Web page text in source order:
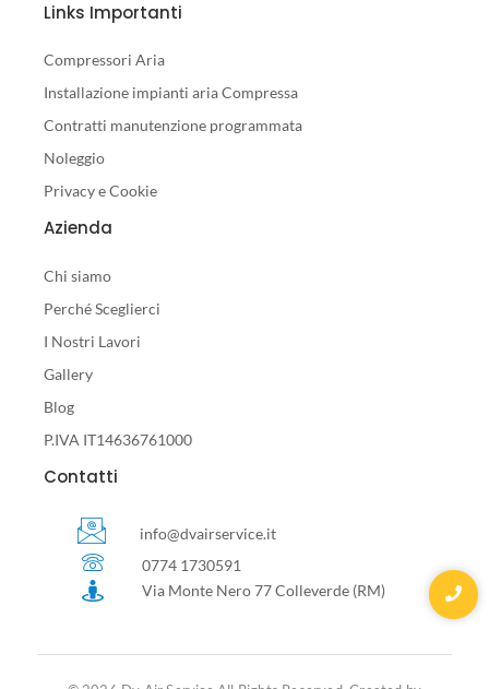
Links Importanti
Compressori Aria
Installazione impianti aria Compressa
Contratti manutenzione programmata
Noleggio
Privacy e Cookie
Azienda
Chi siamo
Perché Sceglierci
I Nostri Lavori
Gallery
Blog
P.IVA IT14636761000
Contatti
info@dvairservice.it
0774 1730591
Via Monte Nero 77 Colleverde (RM)